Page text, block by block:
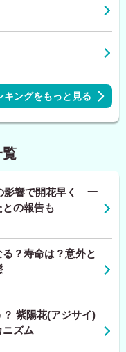
キングをもっと見る
覧
影響で開花早く 一
の報告も
？寿命は？意外と
紫陽花(アジサイ)
ズム